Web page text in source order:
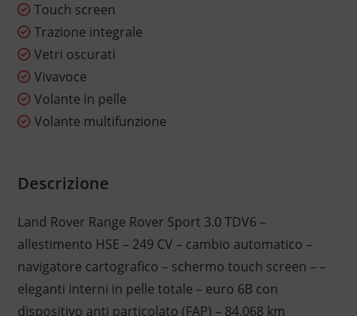
Touch screen
Trazione integrale
Vetri oscurati
Vivavoce
Volante in pelle
Volante multifunzione
Descrizione
Land Rover Range Rover Sport 3.0 TDV6 –
allestimento HSE – 249 CV – cambio automatico –
navigatore cartografico – schermo touch screen – –
eleganti interni in pelle totale – euro 6B con
dispositivo anti particolato (FAP) – 84.068 km